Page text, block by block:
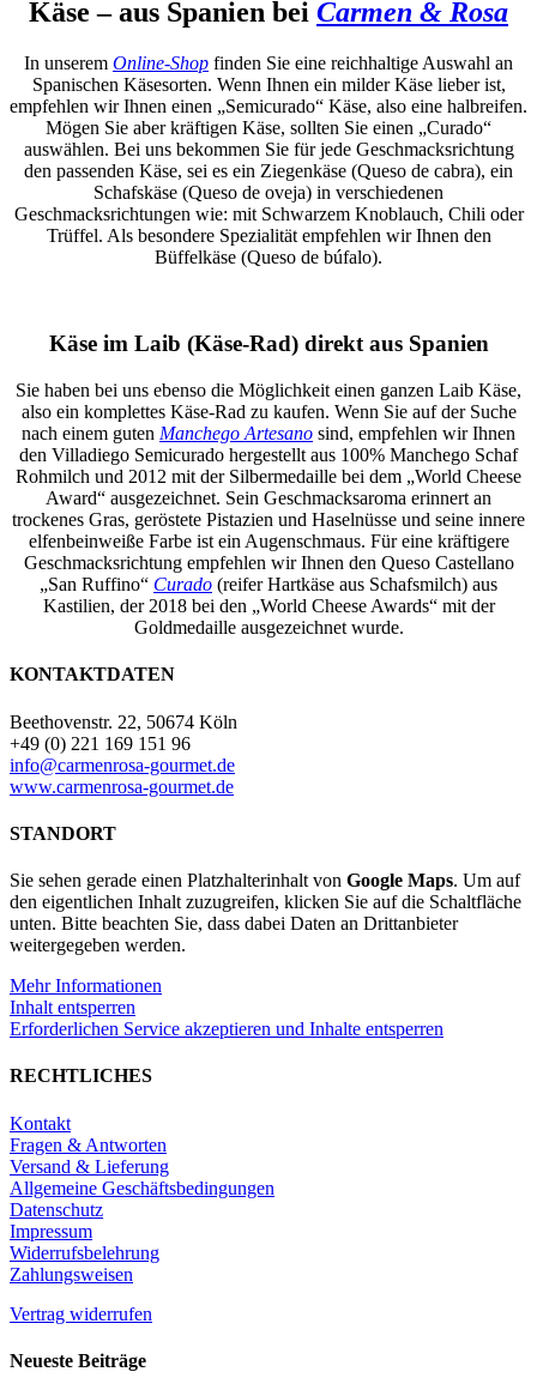
Käse – aus Spanien bei Carmen & Rosa
In unserem Online-Shop finden Sie eine reichhaltige Auswahl an
Spanischen Käsesorten. Wenn Ihnen ein milder Käse lieber ist,
empfehlen wir Ihnen einen „Semicurado“ Käse, also eine halbreifen.
Mögen Sie aber kräftigen Käse, sollten Sie einen „Curado“
auswählen. Bei uns bekommen Sie für jede Geschmacksrichtung
den passenden Käse, sei es ein Ziegenkäse (Queso de cabra), ein
Schafskäse (Queso de oveja) in verschiedenen
Geschmacksrichtungen wie: mit Schwarzem Knoblauch, Chili oder
Trüffel. Als besondere Spezialität empfehlen wir Ihnen den
Büffelkäse (Queso de búfalo).
Käse im Laib (Käse-Rad) direkt aus Spanien
Sie haben bei uns ebenso die Möglichkeit einen ganzen Laib Käse,
also ein komplettes Käse-Rad zu kaufen. Wenn Sie auf der Suche
nach einem guten Manchego Artesano sind, empfehlen wir Ihnen
den Villadiego Semicurado hergestellt aus 100% Manchego Schaf
Rohmilch und 2012 mit der Silbermedaille bei dem „World Cheese
Award“ ausgezeichnet. Sein Geschmacksaroma erinnert an
trockenes Gras, geröstete Pistazien und Haselnüsse und seine innere
elfenbeinweiße Farbe ist ein Augenschmaus. Für eine kräftigere
Geschmacksrichtung empfehlen wir Ihnen den Queso Castellano
„San Ruffino“ Curado (reifer Hartkäse aus Schafsmilch) aus
Kastilien, der 2018 bei den „World Cheese Awards“ mit der
Goldmedaille ausgezeichnet wurde.
KONTAKTDATEN
Beethovenstr. 22, 50674 Köln
+49 (0) 221 169 151 96
info@carmenrosa-gourmet.de
www.carmenrosa-gourmet.de
STANDORT
Sie sehen gerade einen Platzhalterinhalt von Google Maps. Um auf
den eigentlichen Inhalt zuzugreifen, klicken Sie auf die Schaltfläche
unten. Bitte beachten Sie, dass dabei Daten an Drittanbieter
weitergegeben werden.
Mehr Informationen
Inhalt entsperren
Erforderlichen Service akzeptieren und Inhalte entsperren
RECHTLICHES
Kontakt
Fragen & Antworten
Versand & Lieferung
Allgemeine Geschäftsbedingungen
Datenschutz
Impressum
Widerrufsbelehrung
Zahlungsweisen
Vertrag widerrufen
Neueste Beiträge